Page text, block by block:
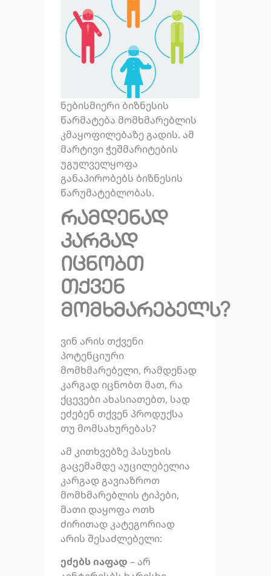
ნებისმიერი ბიზნესის
წარმატება მომხმარებლის
კმაყოფილებაზე გადის. ამ
მარტივი ჭეშმარიტების
უგულველყოფა
განაპირობებს ბიზნესის
წარუმატებლობას.
რამდენად
კარგად
იცნობთ
თქვენ
მომხმარებელს?
ვინ არის თქვენი
პოტენციური
მომხმარებელი, რამდენად
კარგად იცნობთ მათ, რა
ქცევები ახასიათებთ, სად
ეძებენ თქვენ პროდუქსა
თუ მომსახურებას?
ამ კითხვებზე პასუხის
გაცემამდე აუცილებელია
კარგად გავიაზროთ
მომხმარებლის ტიპები,
მათი დაყოფა ოთხ
ძირითად კატეგორიად
არის შესაძლებელი:
ეძებს იაფად – არ